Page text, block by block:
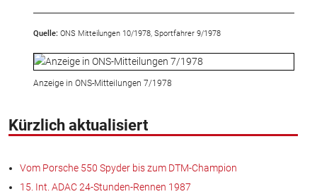
Quelle: ONS Mitteilungen 10/1978, Sportfahrer 9/1978
Anzeige in ONS-Mitteilungen 7/1978
Kürzlich aktualisiert
Vom Porsche 550 Spyder bis zum DTM-Champion
15. Int. ADAC 24-Stunden-Rennen 1987